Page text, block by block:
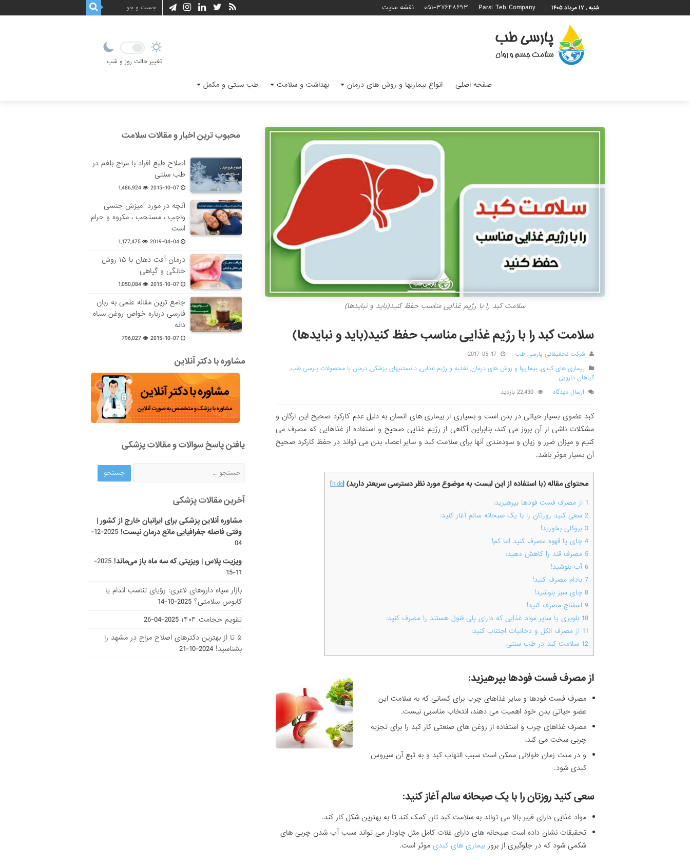
شنبه , ۱۷ مرداد ۱۴۰۵ Parsi Teb Company ۰۵۱-۳۷۶۴۸۶۹۳ نقشه سایت
تغییر حالت روز و شب
صفحه اصلی انواع بیماریها و روش های درمان بهداشت و سلامت طب سنتی و مکمل
سلامت کبد را با رژیم غذایی مناسب حفظ کنید(باید و نبایدها)
سلامت کبد را با رژیم غذایی مناسب حفظ کنید(باید و نبایدها)
شرکت تحقیقاتی پارسی طب
2017-05-17
بیماری های کبدی, بیماریها و روش های درمان, تغذیه و رژیم غذایی, دانستنیهای پزشکی, درمان با محصولات پارسی طب,
گیاهان دارویی
ارسال دیدگاه
22,430 بازدید
کبد عضوی بسیار حیاتی در بدن است و بسیاری از بیماری های انسان به دلیل عدم کارکرد صحیح این ارگان و
مشکلات ناشی از آن بروز می کند، بنابراین آگاهی از رژیم غذایی صحیح و استفاده از غذاهایی که مصرف می
کنیم و میزان ضرر و زیان و سودمندی آنها برای سلامت کبد و سایر اعضاء بدن می تواند در حفظ کارکرد صحیح
آن بسیار موثر باشد.
محتوای مقاله (با استفاده از این لیست به موضوع مورد نظر دسترسی سریعتر دارید) [
hide
]
1 از مصرف فست فودها بپرهیزید:
2 سعی کنید روزتان را با یک صبحانه سالم آغاز کنید:
3 بروکلی بخورید!
4 چای یا قهوه مصرف کنید اما کم!
5 مصرف قند را کاهش دهید:
6 آب بنوشید!
7 بادام مصرف کنید!
8 چای سبز بنوشید!
9 اسفناج مصرف کنید!
10 بلوبری یا سایر مواد غذایی که دارای پلی فنول هستند را مصرف کنید:
11 از مصرف الکل و دخانیات اجتناب کنید:
12 سلامت کبد در طب سنتی
از مصرف فست فودها بپرهیزید:
مصرف فست فودها و سایر غذاهای چرب برای کسانی که به سلامت این
عضو حیاتی بدن خود اهمیت می دهند، انتخاب مناسبی نیست.
مصرف غذاهای چرب و استفاده از روغن های صنعتی کار کبد را برای تجزیه
چربی سخت می کند،
و در مدت زمان طولانی ممکن است سبب التهاب کبد و به تبع آن سیروس
کبدی شود.
سعی کنید روزتان را با یک صبحانه سالم آغاز کنید:
مواد غذایی دارای فیبر بالا می تواند به سلامت کبد تان کمک کند تا به بهترین شکل کار کند.
تحقیقات نشان داده است صبحانه های دارای غلات کامل مثل چاودار می تواند سبب آب شدن چربی های
شکمی شود که در جلوگیری از بروز بیماری های کبدی موثر است.
محبوب ترین اخبار و مقالات سلامت
اصلاح طبع افراد با مزاج بلغم در
طب سنتی
2015-10-07
1,486,924
آنچه در مورد آمیزش جنسی
واجب ، مستحب ، مکروه و حرام
است
2019-04-04
1,177,475
درمان آفت دهان با ۱۵ روش
خانگی و گیاهی
2015-10-07
1,050,084
جامع ترین مقاله علمی به زبان
فارسی درباره خواص روغن سیاه
دانه
2015-10-07
796,027
مشاوره با دکتر آنلاین
یافتن پاسخ سوالات و مقالات پزشکی
آخرین مقالات پزشکی
مشاوره آنلاین پزشکی برای ایرانیان خارج از کشور |
وقتی فاصله جغرافیایی مانع درمان نیست!
2025-12-
04
ویزیت پلاس | ویزیتی که سه ماه باز می‌ماند!
2025-
11-15
بازار سیاه داروهای لاغری: رؤیای تناسب اندام یا
کابوس سلامتی؟ 2025-10-14
تقویم حجامت ۱۴۰۴
2025-04-26
۵ تا از بهترین دکتر‌های اصلاح مزاج در مشهد را
بشناسید! 2024-10-21